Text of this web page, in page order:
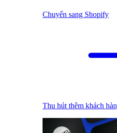
Chuyển sang Shopify
Thu hút thêm khách